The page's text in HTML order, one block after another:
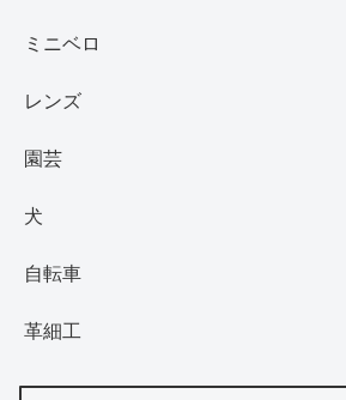
ミニベロ
レンズ
園芸
犬
自転車
革細工